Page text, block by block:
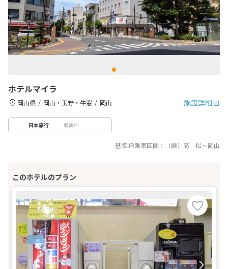
ホテルマイラ
施設詳細
岡山県 岡山・玉野・牛窓 岡山
日本旅行 収集中
基準JR乗車区間： （讃）高 松～岡山